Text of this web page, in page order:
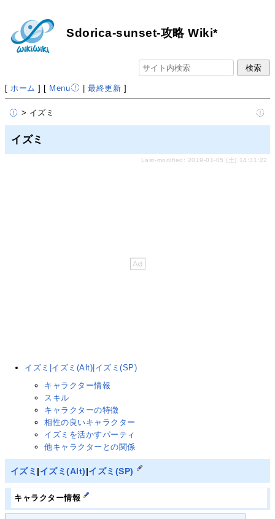
Sdorica-sunset-攻略 Wiki*
[ ホーム ] [ Menu |最終更新 ]
> イズミ
イズミ
Last-modified: 2019-01-05 (土) 14:31:22
イズミ|イズミ(Alt)|イズミ(SP)
キャラクター情報
スキル
キャラクターの特徴
相性の良いキャラクター
イズミを活かすパーティ
他キャラクターとの関係
イズミ |イズミ(Alt)|イズミ(SP)
キャラクター情報